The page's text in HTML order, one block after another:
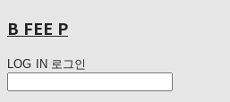
B FEE P
LOG IN 로그인